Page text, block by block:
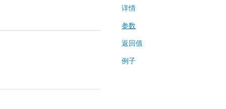
详情
参数
返回值
例子